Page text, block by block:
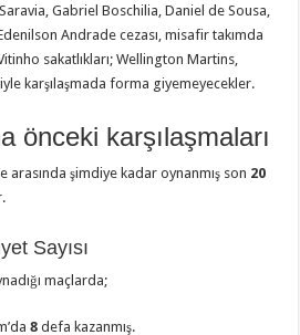
Gabriel Boschilia, Daniel de Sousa,
Andrade cezası, misafir takımda
sakatlıkları; Wellington Martins,
karşılaşmada forma giyemeyecekler.
önceki karşılaşmaları
arasında şimdiye kadar oynanmış son 20
Sayısı
maçlarda;
8 defa kazanmış.